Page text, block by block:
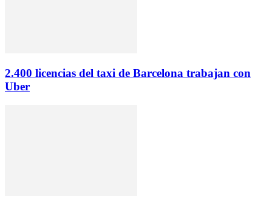
2.400 licencias del taxi de Barcelona trabajan con
Uber